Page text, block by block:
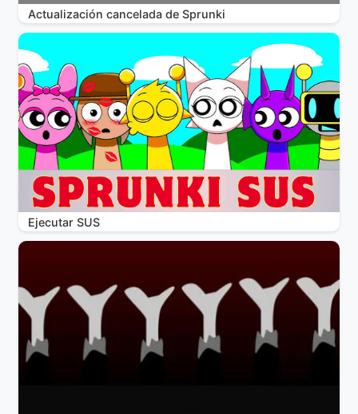
Actualización cancelada de Sprunki
Ejecutar SUS